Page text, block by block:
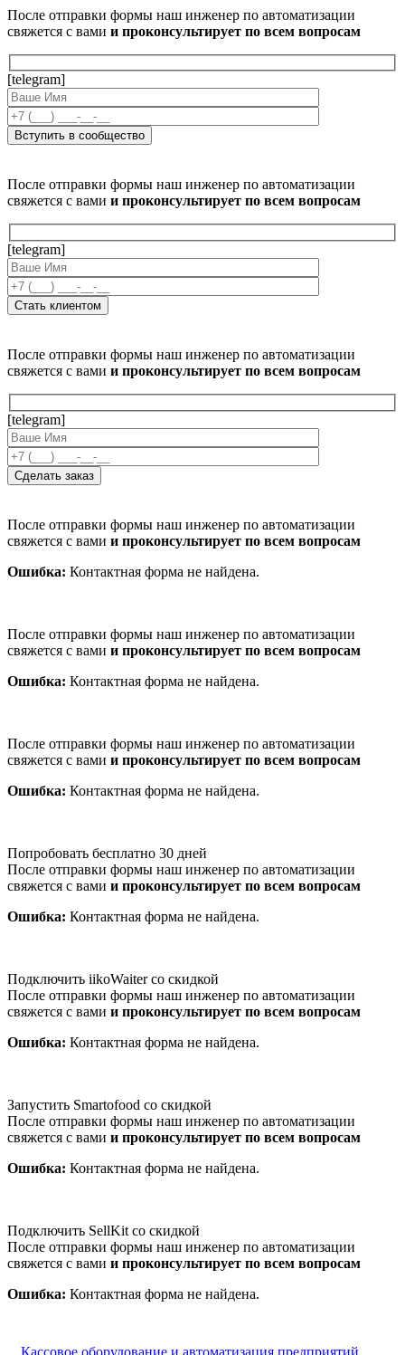
После отправки формы наш инженер по автоматизации
свяжется с вами и проконсультирует по всем вопросам
[telegram]
После отправки формы наш инженер по автоматизации
свяжется с вами и проконсультирует по всем вопросам
[telegram]
После отправки формы наш инженер по автоматизации
свяжется с вами и проконсультирует по всем вопросам
[telegram]
После отправки формы наш инженер по автоматизации
свяжется с вами и проконсультирует по всем вопросам
Ошибка: Контактная форма не найдена.
После отправки формы наш инженер по автоматизации
свяжется с вами и проконсультирует по всем вопросам
Ошибка: Контактная форма не найдена.
После отправки формы наш инженер по автоматизации
свяжется с вами и проконсультирует по всем вопросам
Ошибка: Контактная форма не найдена.
Попробовать бесплатно 30 дней
После отправки формы наш инженер по автоматизации
свяжется с вами и проконсультирует по всем вопросам
Ошибка: Контактная форма не найдена.
Подключить iikoWaiter со скидкой
После отправки формы наш инженер по автоматизации
свяжется с вами и проконсультирует по всем вопросам
Ошибка: Контактная форма не найдена.
Запустить Smartofood со скидкой
После отправки формы наш инженер по автоматизации
свяжется с вами и проконсультирует по всем вопросам
Ошибка: Контактная форма не найдена.
Подключить SellKit со скидкой
После отправки формы наш инженер по автоматизации
свяжется с вами и проконсультирует по всем вопросам
Ошибка: Контактная форма не найдена.
Кассовое оборудование и автоматизация предприятий